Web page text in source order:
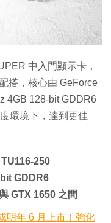
中入門顯示卡，
搭，核心由 GeForce
4GB 128-bit GDDR6
環境下，達到更佳
250
GDDR6
GTX 1650 之間
明年 6 月上市！強化